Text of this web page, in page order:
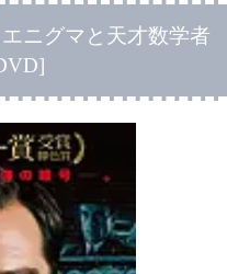
ニグマと天才数学者